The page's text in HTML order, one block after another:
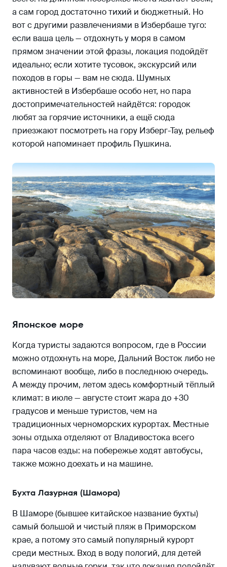
а сам город достаточно тихий и бюджетный. Но
вот с другими развлечениями в Избербаше туго:
если ваша цель — отдохнуть у моря в самом
прямом значении этой фразы, локация подойдёт
идеально; если хотите тусовок, экскурсий или
походов в горы — вам не сюда. Шумных
активностей в Избербаше особо нет, но пара
достопримечательностей найдётся: городок
любят за горячие источники, а ещё сюда
приезжают посмотреть на гору Изберг-Тау, рельеф
которой напоминает профиль Пушкина.
Японское море
Когда туристы задаются вопросом, где в России
можно отдохнуть на море, Дальний Восток либо не
вспоминают вообще, либо в последнюю очередь.
А между прочим, летом здесь комфортный тёплый
климат: в июле — августе стоит жара до +30
градусов и меньше туристов, чем на
традиционных черноморских курортах. Местные
зоны отдыха отделяют от Владивостока всего
пара часов езды: на побережье ходят автобусы,
также можно доехать и на машине.
Бухта Лазурная (Шамора)
В Шаморе (бывшее китайское название бухты)
самый большой и чистый пляж в Приморском
крае, а потому это самый популярный курорт
среди местных. Вход в воду пологий, для детей